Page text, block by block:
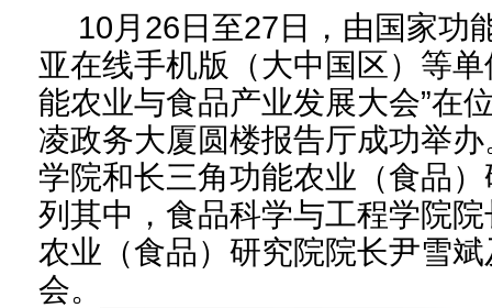
10月26日至27日，由国家功
亚在线手机版（大中国区）等
能农业与食品产业发展大会”在
凌政务大厦圆楼报告厅成功举
学院和长三角功能农业（食品
列其中，食品科学与工程学院
农业（食品）研究院院长尹雪
会。